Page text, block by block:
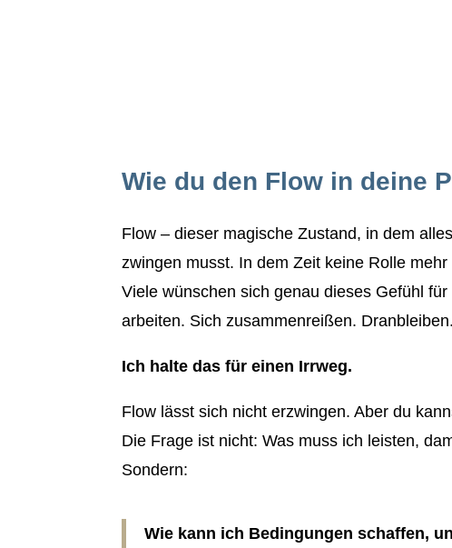
Wie du den Flow in deine
Flow – dieser magische Zustand, in dem
zwingen musst. In dem Zeit keine Rolle mehr
Viele wünschen sich genau dieses Gefühl
arbeiten. Sich zusammenreißen. Dranbleiben.
Ich halte das für einen Irrweg.
Flow lässt sich nicht erzwingen. Aber du
Die Frage ist nicht: Was muss ich leisten,
Sondern:
Wie kann ich Bedingungen schaffen,